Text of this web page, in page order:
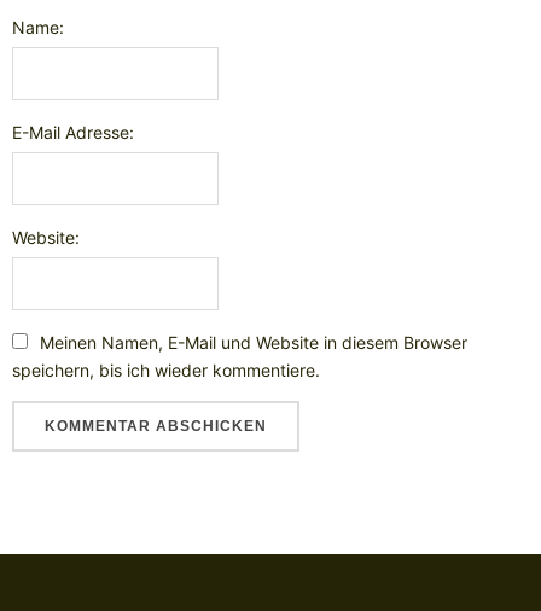
Name:
E-Mail Adresse:
Website:
Meinen Namen, E-Mail und Website in diesem Browser
speichern, bis ich wieder kommentiere.